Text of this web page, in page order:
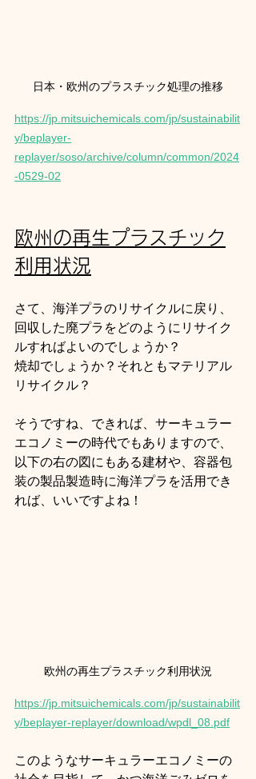
日本・欧州のプラスチック処理の推移
https://jp.mitsuichemicals.com/jp/sustainabilit
y/beplayer-
replayer/soso/archive/column/common/2024
-0529-02
欧州の再生プラスチック
利用状況
さて、海洋プラのリサイクルに戻り、
回収した廃プラをどのようにリサイク
ルすればよいのでしょうか？
焼却でしょうか？それともマテリアル
リサイクル？
そうですね、できれば、サーキュラー
エコノミーの時代でもありますので、
以下の右の図にもある建材や、容器包
装の製品製造時に海洋プラを活用でき
れば、いいですよね！
欧州の再生プラスチック利用状況
https://jp.mitsuichemicals.com/jp/sustainabilit
y/beplayer-replayer/download/wpdl_08.pdf
このようなサーキュラーエコノミーの